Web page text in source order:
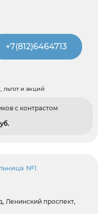
+7(812)6464713
льгот и акций
с контрастом
№1
Ленинский проспект,